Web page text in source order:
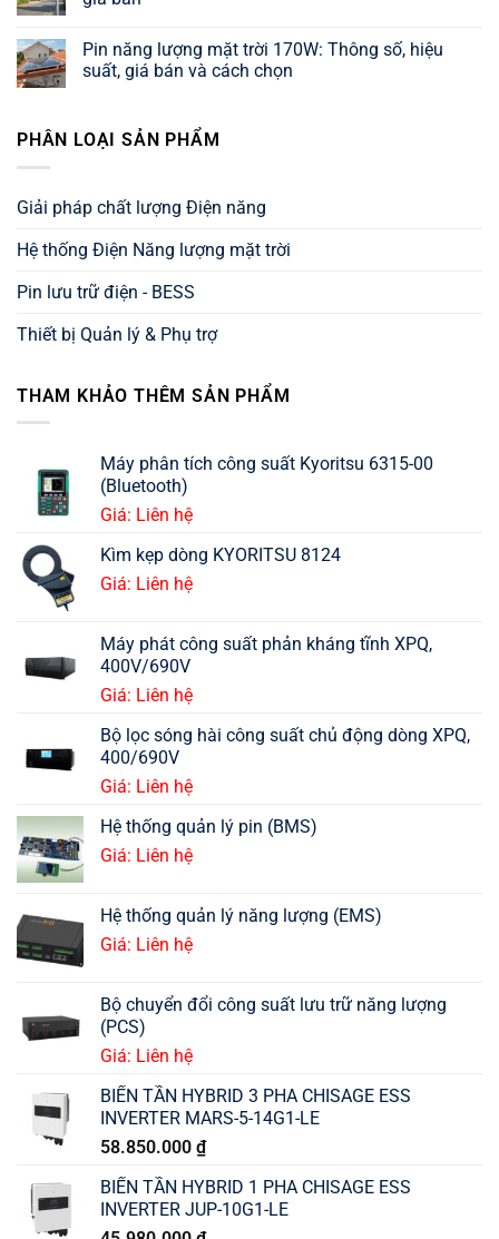
thông
tư
vấn
lựa
trời
thông
số,
sản
chọn
ở
lượng
mặt
trời
ứng
dụng,
chuẩn
bình
luận
ở
mặt
ứng
bán
Pin năng lượng mặt trời 170W: Thông số, hiệu
suất, giá bán và cách chọn
luận
mặt
Thông
hiệu
suất,
bán
và
PHÂN LOẠI SẢN PHẨM
Giải pháp chất lượng Điện năng
Hệ thống Điện Năng lượng mặt trời
Pin lưu trữ điện - BESS
Thiết bị Quản lý & Phụ trợ
THAM KHẢO THÊM SẢN PHẨM
Máy phân tích công suất Kyoritsu 6315-00
(Bluetooth)
Giá: Liên hệ
Kìm kẹp dòng KYORITSU 8124
Giá: Liên hệ
Máy phát công suất phản kháng tĩnh XPQ,
400V/690V
Giá: Liên hệ
Bộ lọc sóng hài công suất chủ động dòng XPQ,
400/690V
Giá: Liên hệ
Hệ thống quản lý pin (BMS)
Giá: Liên hệ
Hệ thống quản lý năng lượng (EMS)
Giá: Liên hệ
Bộ chuyển đổi công suất lưu trữ năng lượng
(PCS)
Giá: Liên hệ
BIẾN TẦN HYBRID 3 PHA CHISAGE ESS
INVERTER MARS-5-14G1-LE
58.850.000 ₫
BIẾN TẦN HYBRID 1 PHA CHISAGE ESS
INVERTER JUP-10G1-LE